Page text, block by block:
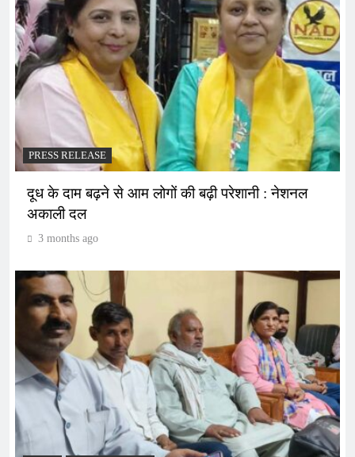
PRESS RELEASE
दूध के दाम बढ़ने से आम लोगों की बढ़ी परेशानी : नेशनल
अकाली दल
3 months ago